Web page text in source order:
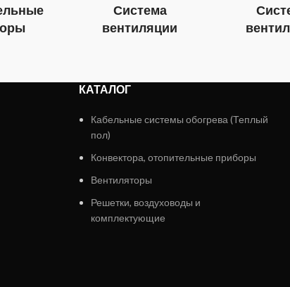
Система
вентиляции
КАТАЛОГ
Кабельные системы обогрева (Теплый
пол)
Конвектора, отопительные приборы
Вентиляторы
Решетки, воздуховоды и
комплектующие